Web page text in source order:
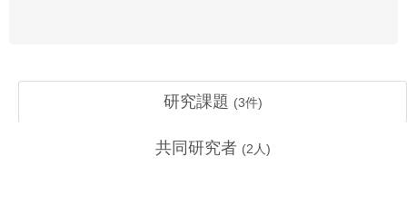
研究課題 (3件)
共同研究者 (2 人)